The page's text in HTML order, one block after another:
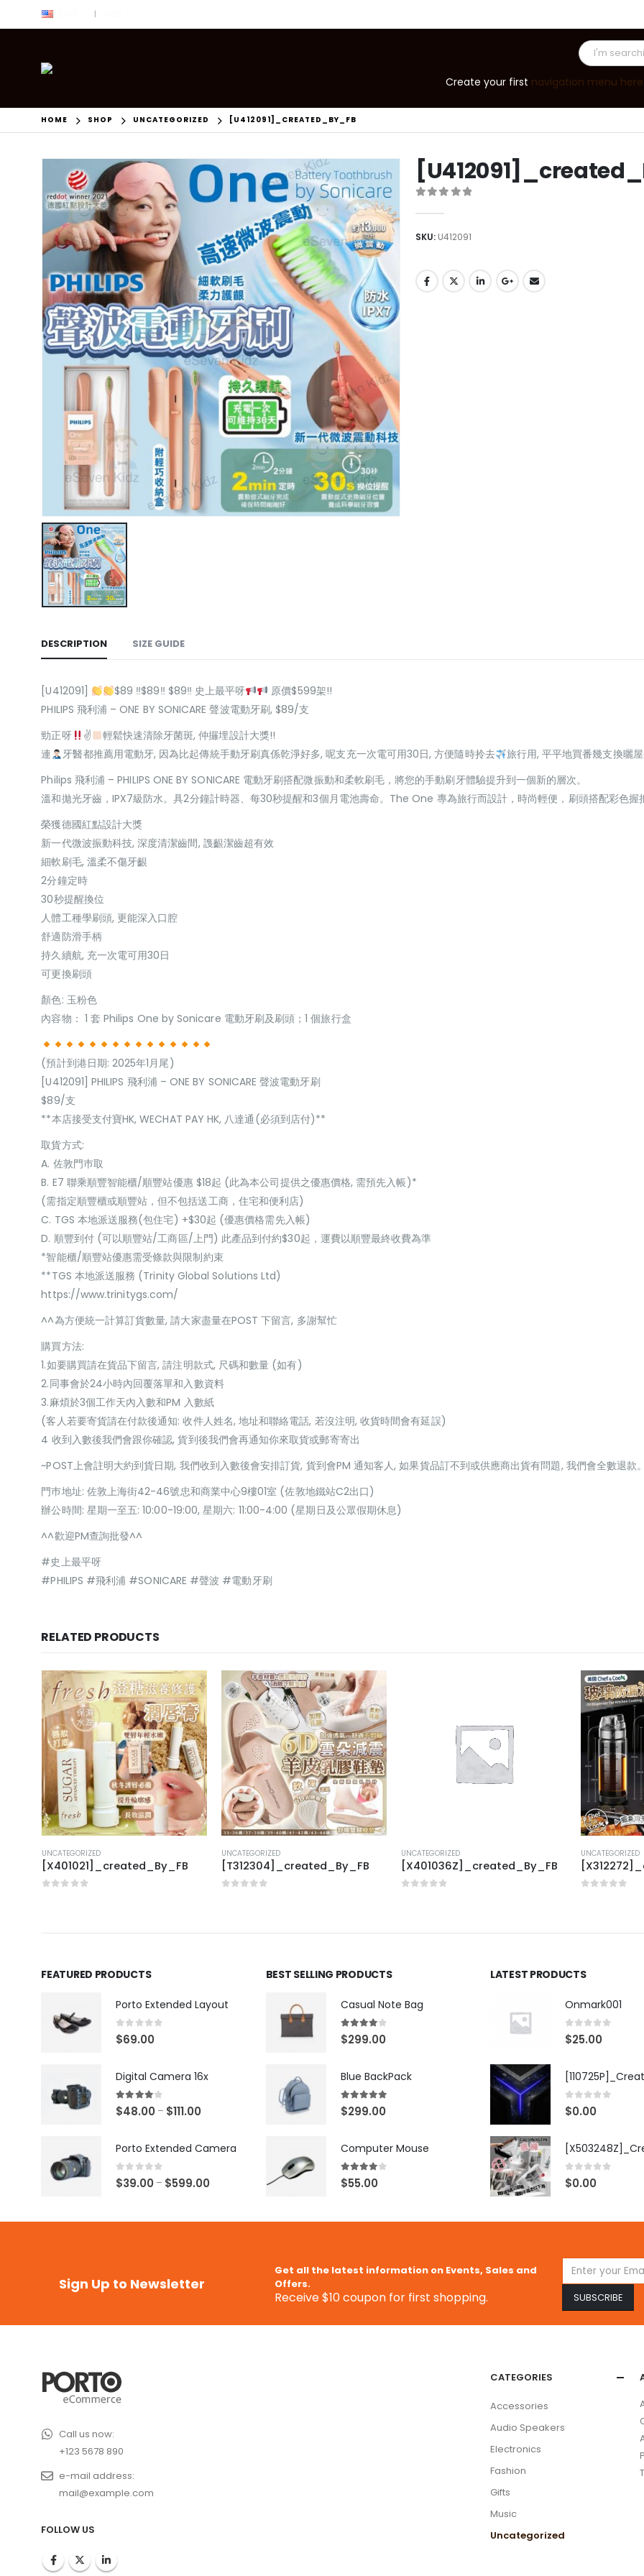
|
Create your first navigation menu here
HOME SHOP UNCATEGORIZED [U412091]_CREATED_BY_FB
SKU: U412091
DESCRIPTION SIZE GUIDE
[U412091] $89 ‼$89‼ $89‼ 史上最平呀
原價$599架!!
PHILIPS 飛利浦 – ONE BY SONICARE 聲波電動牙刷, $89/支
勁正呀
✌
輕鬆快速清除牙菌斑, 仲攞埋設計大獎!!
連
牙醫都推薦用電動牙, 因為比起傳統手動牙刷真係乾淨好多, 呢支充一次電可用30日, 方便隨時拎去
旅行用, 平平地買番幾支換曬
Philips 飛利浦 – PHILIPS ONE BY SONICARE 電動牙刷搭配微振動和柔軟刷毛，將您的手動刷牙體驗提升到一個新的層次。
溫和拋光牙齒，IPX7級防水。具2分鐘計時器、每30秒提醒和3個月電池壽命。The One 專為旅行而設計，時尚輕便，刷頭搭配彩色握
榮獲德國紅點設計大獎
新一代微波振動科技, 深度清潔齒間, 謢齦潔齒超有效
細軟刷毛, 溫柔不傷牙齦
2分鐘定時
30秒提醒換位
人體工種學刷頭, 更能深入口腔
舒適防滑手柄
持久續航, 充一次電可用30日
可更換刷頭
顏色: 玉粉色
內容物： 1 套 Philips One by Sonicare 電動牙刷及刷頭；1 個旅行盒
(預計到港日期: 2025年1月尾)
[U412091] PHILIPS 飛利浦 – ONE BY SONICARE 聲波電動牙刷
$89/支
**本店接受支付寶HK, WECHAT PAY HK, 八達通(必須到店付)**
取貨方式:
A. 佐敦門巿取
B. E7 聯乘順豐智能櫃/順豐站優惠 $18起 (此為本公司提供之優惠價格, 需預先入帳)*
(需指定順豐櫃或順豐站，但不包括送工商，住宅和便利店)
C. TGS 本地派送服務(包住宅) +$30起 (優惠價格需先入帳)
D. 順豐到付 (可以順豐站/工商區/上門) 此產品到付約$30起，運費以順豐最終收費為準
*智能櫃/順豐站優惠需受條款與限制約束
**TGS 本地派送服務 (Trinity Global Solutions Ltd)
https://www.trinitygs.com/
^^為方便統一計算訂貨數量, 請大家盡量在POST 下留言, 多謝幫忙
購買方法:
1.如要購買請在貨品下留言, 請注明款式, 尺碼和數量 (如有)
2.同事會於24小時內回覆落單和入數資料
3.麻煩於3個工作天內入數和PM 入數紙
(客人若要寄貨請在付款後通知: 收件人姓名, 地址和聯絡電話, 若沒注明, 收貨時間會有延誤)
4 收到入數後我們會跟你確認, 貨到後我們會再通知你來取貨或郵寄寄出
~POST上會註明大約到貨日期, 我們收到入數後會安排訂貨, 貨到會PM 通知客人, 如果貨品訂不到或供應商出貨有問題, 我們會全數退款。
門巿地址: 佐敦上海街42-46號忠和商業中心9樓01室 (佐敦地鐵站C2出口)
辦公時間: 星期一至五: 10:00-19:00, 星期六: 11:00-4:00 (星期日及公眾假期休息)
^^歡迎PM查詢批發^^
#史上最平呀
#PHILIPS #飛利浦 #SONICARE #聲波 #電動牙刷
RELATED PRODUCTS
UNCATEGORIZED
[X401021]_created_By_FB
UNCATEGORIZED
[T312304]_created_By_FB
UNCATEGORIZED
[X401036Z]_created_By_FB
UNCATEGORIZED
FEATURED PRODUCTS
Porto Extended Layout
0 out of 5
$69.00
Digital Camera 16x
4.00 out of 5
$48.00 – $111.00
Porto Extended Camera
0 out of 5
$39.00 – $599.00
BEST SELLING PRODUCTS
Casual Note Bag
4.00out of 5
$299.00
Blue BackPack
5.00out of 5
$299.00
Computer Mouse
4.00 out of 5
$55.00
LATEST PRODUCTS
Onmark001
0 out of 5
$25.00
0 out of 5
$0.00
0 out of 5
$0.00
Sign Up to Newsletter
Get all the latest information on Events, Sales and
Offers.
Receive $10 coupon for first shopping.
Call us now:
+123 5678 890
e-mail address:
mail@example.com
FOLLOW US
CATEGORIES
Accessories
Audio Speakers
Electronics
Fashion
Gifts
Music
Uncategorized